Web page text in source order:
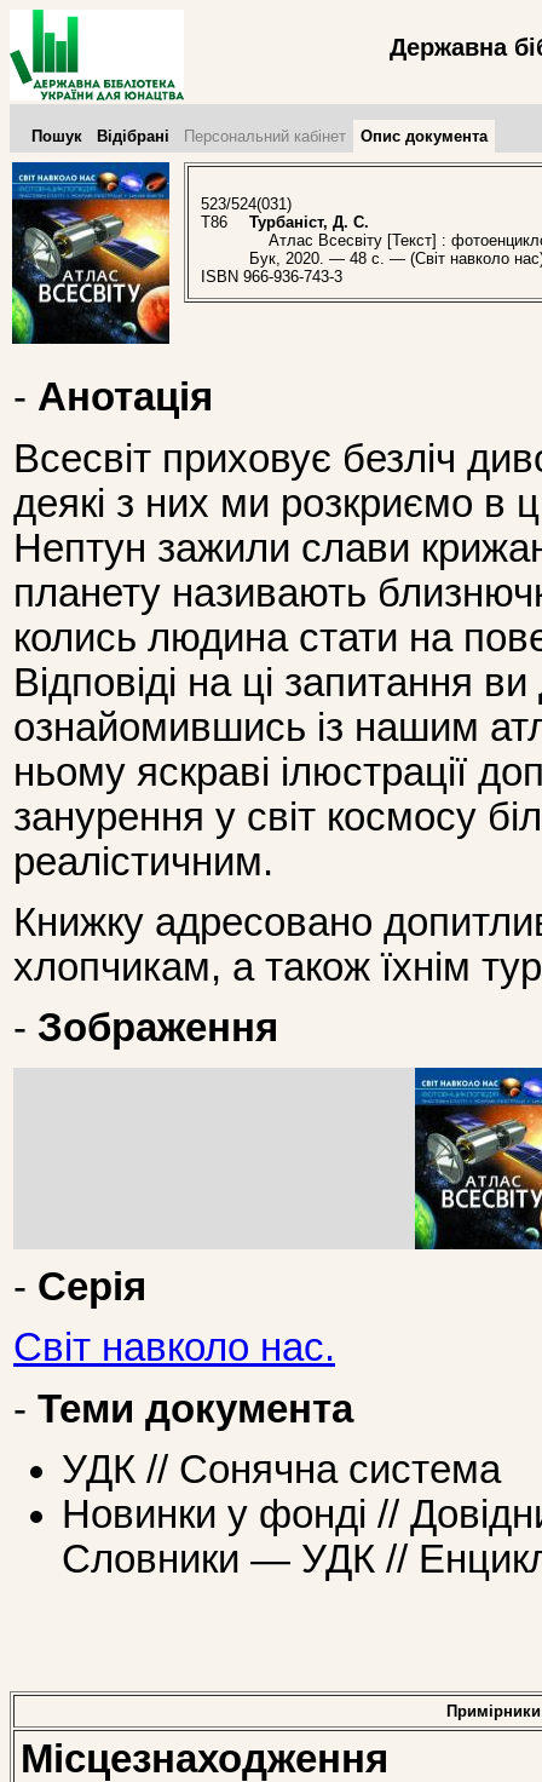
Державна
Пошук Відібрані Персональний кабінет Опис документа
523/524(031)
Т86
Турбаніст, Д. С.
Атлас Всесвіту [Текст] :
Бук, 2020. — 48 с. — (Світ навколо
ISBN 966-936-743-3
- Анотація
Всесвіт приховує безліч
деякі з них ми розкриємо в
Нептун зажили слави
планету називають
колись людина стати на
Відповіді на ці запитання ви
ознайомившись із нашим
ньому яскраві ілюстрації
занурення у світ космосу
реалістичним.
Книжку адресовано
хлопчикам, а також їхнім
- Зображення
- Серія
Світ навколо нас.
- Теми документа
УДК // Сонячна система
Новинки у фонді //
Словники — УДК //
Примірники
Місцезнаходження